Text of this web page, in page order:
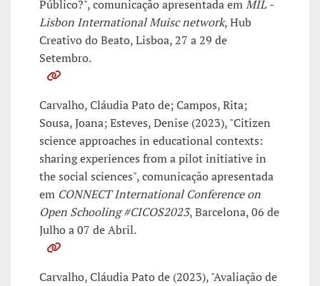
Público?", comunicação apresentada emMIL -
Lisbon International Muisc network, Hub
Creativo do Beato, Lisboa, 27 a 29 de
Setembro.
Carvalho, Cláudia Pato de; Campos, Rita;
Sousa, Joana; Esteves, Denise (2023), "Citizen
science approaches in educational contexts:
sharing experiences from a pilot initiative in
the social sciences", comunicação apresentada
em CONNECT International Conference on
Open Schooling #CICOS2023, Barcelona, 06 de
Julho a 07 de Abril.
Carvalho, Cláudia Pato de (2023), "Avaliação de